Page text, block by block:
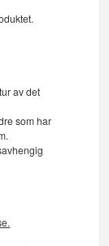
av det
som har